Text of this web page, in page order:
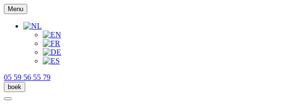
Menu
05 59 56 55 79
boek